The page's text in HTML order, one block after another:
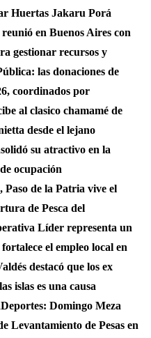
Huertas Jakaru Porá
en Buenos Aires con
gestionar recursos y
las donaciones de
coordinados por
al clasico chamamé de
desde el lejano
su atractivo en la
ocupación
de la Patria vive el
de Pesca del
Líder representa un
el empleo local en
destacó que los ex
islas es una causa
Deportes: Domingo Meza
Levantamiento de Pesas en